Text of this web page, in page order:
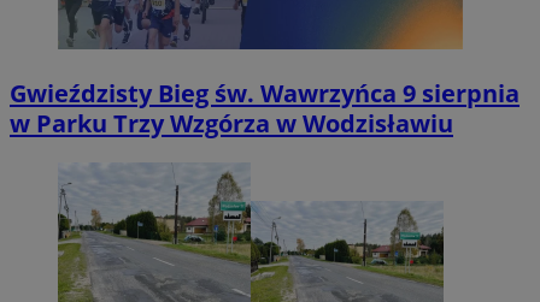
Gwieździsty Bieg św. Wawrzyńca 9 sierpnia
w Parku Trzy Wzgórza w Wodzisławiu